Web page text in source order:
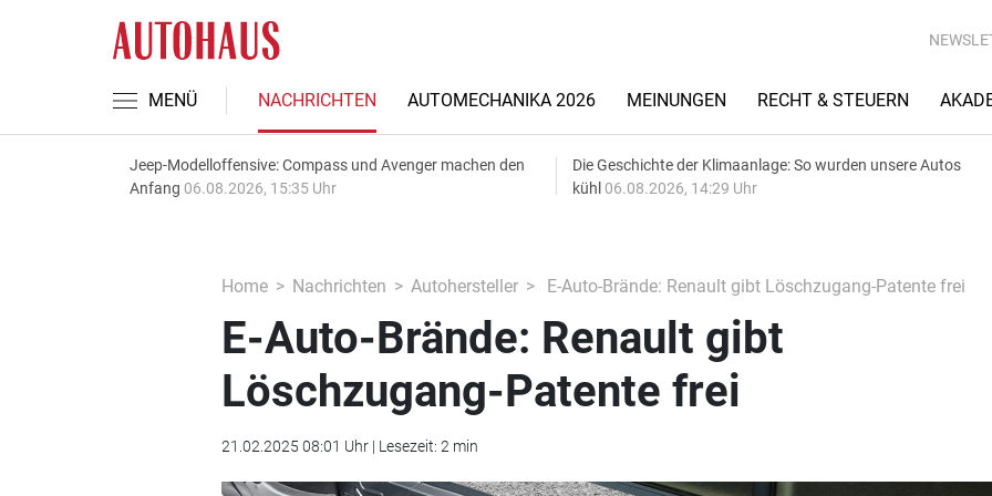
MENÜ NACHRICHTEN AUTOMECHANIKA 2026 MEINUNGEN RECHT & STEUERN
Jeep-Modelloffensive: Compass und Avenger machen den
Anfang 06.08.2026, 15:35 Uhr
Die Geschichte der Klimaanlage: So wurden unsere Autos
kühl 06.08.2026, 14:29 Uhr
Home Nachrichten Autohersteller E-Auto-Brände: Renault gibt Löschzugang-Patente frei
E-Auto-Brände: Renault gibt
Löschzugang-Patente frei
21.02.2025 08:01 Uhr | Lesezeit: 2 min